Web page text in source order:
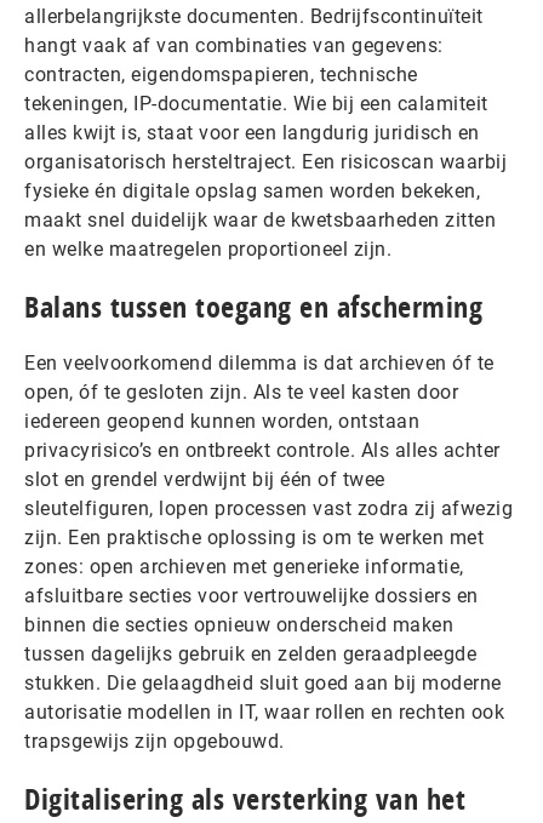
allerbelangrijkste documenten. Bedrijfscontinuïteit
hangt vaak af van combinaties van gegevens:
contracten, eigendomspapieren, technische
tekeningen, IP-documentatie. Wie bij een calamiteit
alles kwijt is, staat voor een langdurig juridisch en
organisatorisch hersteltraject. Een risicoscan waarbij
fysieke én digitale opslag samen worden bekeken,
maakt snel duidelijk waar de kwetsbaarheden zitten
en welke maatregelen proportioneel zijn.
Balans tussen toegang en afscherming
Een veelvoorkomend dilemma is dat archieven óf te
open, óf te gesloten zijn. Als te veel kasten door
iedereen geopend kunnen worden, ontstaan
privacyrisico’s en ontbreekt controle. Als alles achter
slot en grendel verdwijnt bij één of twee
sleutelfiguren, lopen processen vast zodra zij afwezig
zijn. Een praktische oplossing is om te werken met
zones: open archieven met generieke informatie,
afsluitbare secties voor vertrouwelijke dossiers en
binnen die secties opnieuw onderscheid maken
tussen dagelijks gebruik en zelden geraadpleegde
stukken. Die gelaagdheid sluit goed aan bij moderne
autorisatie modellen in IT, waar rollen en rechten ook
trapsgewijs zijn opgebouwd.
Digitalisering als versterking van het